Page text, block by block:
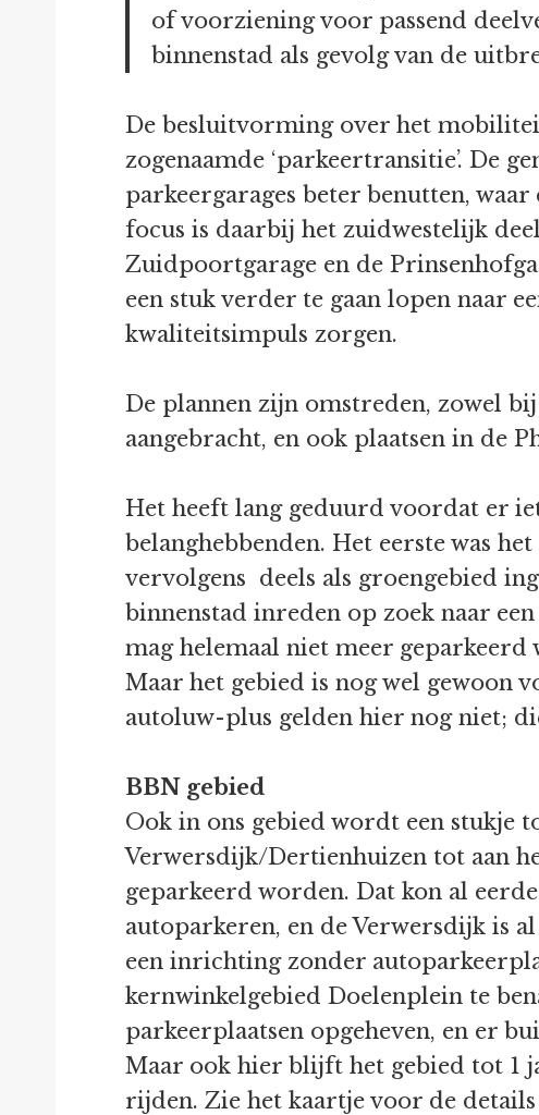
of voorziening voor passend
binnenstad als gevolg van de
De besluitvorming over het
zogenaamde ‘parkeertransitie’. De
parkeergarages beter benutten,
focus is daarbij het zuidwestelijk
Zuidpoortgarage en de
een stuk verder te gaan lopen naar
kwaliteitsimpuls zorgen.
De plannen zijn omstreden, zowel
aangebracht, en ook plaatsen in de
Het heeft lang geduurd voordat er
belanghebbenden. Het eerste was
vervolgens deels als groengebied
binnenstad inreden op zoek naar
mag helemaal niet meer
Maar het gebied is nog wel gewoon
autoluw-plus gelden hier nog niet;
BBN gebied
Ook in ons gebied wordt een stukje
Verwersdijk/Dertienhuizen tot aan
geparkeerd worden. Dat kon al
autoparkeren, en de Verwersdijk is
een inrichting zonder
kernwinkelgebied Doelenplein te
parkeerplaatsen opgeheven, en er
Maar ook hier blijft het gebied tot 1
rijden. Zie het kaartje voor de